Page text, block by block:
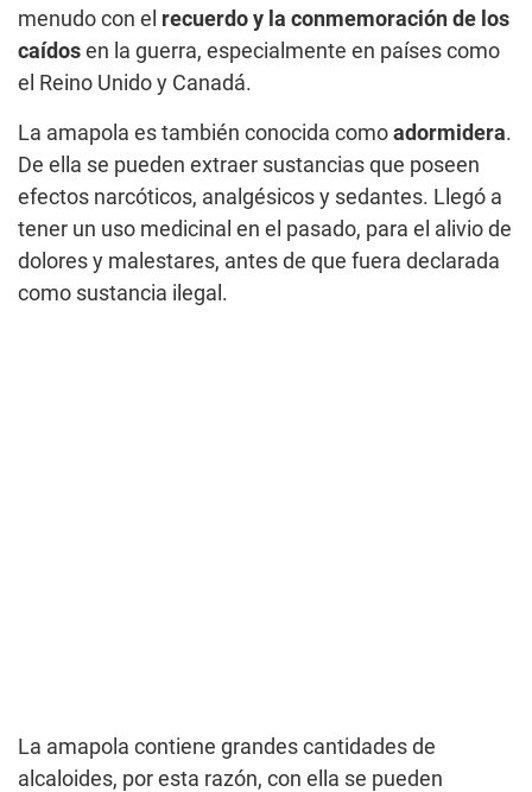
menudo con el recuerdo y la conmemoración de los
caídos en la guerra, especialmente en países como
el Reino Unido y Canadá.
La amapola es también conocida como adormidera.
De ella se pueden extraer sustancias que poseen
efectos narcóticos, analgésicos y sedantes. Llegó a
tener un uso medicinal en el pasado, para el alivio de
dolores y malestares, antes de que fuera declarada
como sustancia ilegal.
La amapola contiene grandes cantidades de
alcaloides, por esta razón, con ella se pueden